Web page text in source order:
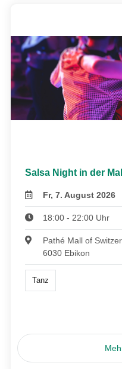
Salsa Night in der
Fr, 7. August 2026
18:00 - 22:00 Uhr
Pathé Mall of
6030 Ebikon
Tanz